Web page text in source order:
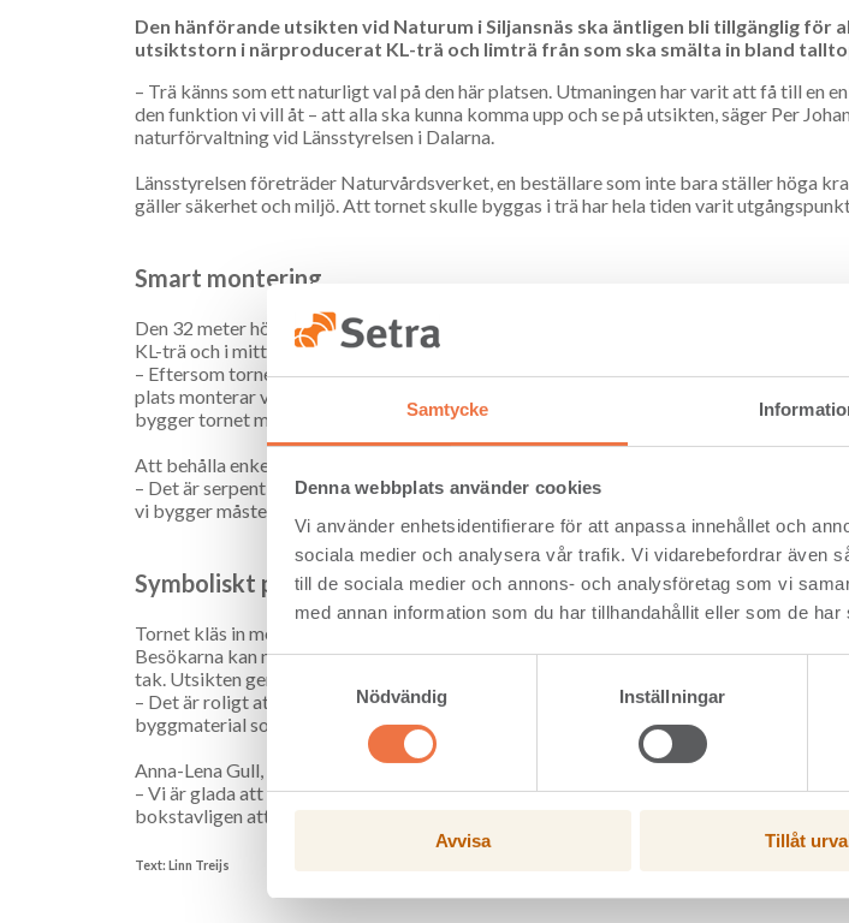
Samtycke
Denna webbplats använder cookies
Vi använder enhetsidentifierare för att anpassa innehållet och
sociala medier och analysera vår trafik. Vi vidarebefordrar även
till de sociala medier och annons- och analysföretag som vi
med annan information som du har tillhandahållit eller som de
Nödvändig
Inställningar
Avvisa Tillåt
Den hänförande utsikten vid Naturum i Siljansnäs ska äntligen bli tillgänglig för
utsiktstorn i närproducerat KL-trä och limträ från som ska smälta in bland
– Trä känns som ett naturligt val på den här platsen. Utmaningen har varit att få till en
den funktion vi vill åt – att alla ska kunna komma upp och se på utsikten, säger Per
naturförvaltning vid Länsstyrelsen i Dalarna.
Länsstyrelsen företräder Naturvårdsverket, en beställare som inte bara ställer höga
gäller säkerhet och miljö. Att tornet skulle byggas i trä har hela tiden varit
Smart montering
Den 32 meter höga konstruktionen består av fyra limträpelare, en i varje hörn av tornet.
KL-trä och i mitten placeras ett hisschakt och prefabricerade trappor av limträ.
– Eftersom tornet är så högt sammanfogas limträpelarna och väggarna i KL-trä på
plats monterar vi hisschaktet och trapporna på insidan, förklarar Joakim Lundgren,
bygger tornet med material från Setra.
Att behålla enkelheten i konstruktionen har varit viktigt. Byggplatsen högt uppe på ett
– Det är serpentinväg hit upp och en tight byggplats. Bara att få upp materialet under
vi bygger måste vi också ta hänsyn till vinden eftersom det kan blåsa på ordentligt här
Symboliskt projekt
Tornet kläs in med en panel av kolat trä och blir ett avskalat men formstarkt landmärke
Besökarna kan njuta av utsikten i 360 grader både från ett invändigt plan med stora
tak. Utsikten ger en unik möjlighet att se stora delar av Siljansringen, som är norra
– Det är roligt att få vara med på ett så udda och symboliskt projekt, och det känns
byggmaterial som är producerat i närheten, säger Joakim Lundgren.
Anna-Lena Gull, Setras seniora affärsspecialist på KL-trä, håller med.
– Vi är glada att få vara med och bidra med närproducerat material till ett så speciellt
bokstavligen att höja upplevelsen för många som besöker Dalarna i framtiden.
Text: Linn Treijs